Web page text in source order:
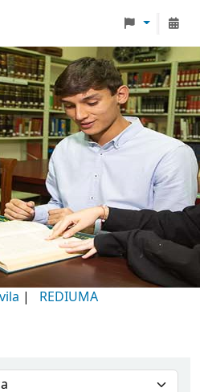
Monteávila
| REDIUMA